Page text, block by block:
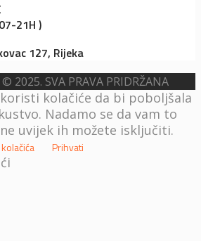
21H )
127, Rijeka
2025. SVA PRAVA PRIDRŽANA
kolačiće da bi poboljšala
Nadamo se da vam to
uvijek ih možete isključiti.
Prihvati